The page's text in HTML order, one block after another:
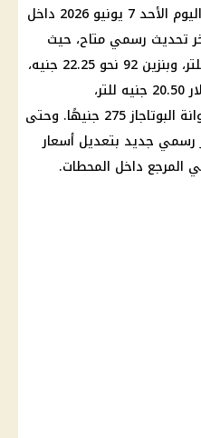
استقرت أسعار البنزين والسولار اليوم الأحد 7 يونيو 2026 داخل
تحديث رسمي متاح، حيث
سجل بنزين 80 نحو 20.75 جنيه للتر، وبنزين 92 نحو 22.25 جنيه،
وبنزين 95 نحو 24 جنيهًا، والسولار 20.50 جنيه للتر،
والكيروسين 20.50 جنيه، وأسطوانة البوتاجاز 275 جنيهًا. وحتى
رسمي جديد بتعديل أسعار
المرجع داخل المحطات.